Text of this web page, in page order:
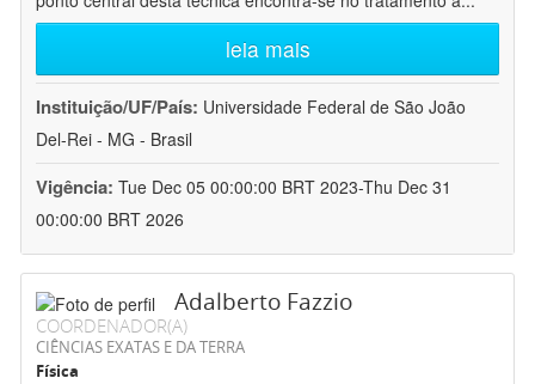
leia mais
Instituição/UF/País: Universidade Federal de São João
Del-Rei - MG - Brasil
Vigência: Tue Dec 05 00:00:00 BRT 2023-Thu Dec 31
00:00:00 BRT 2026
Adalberto Fazzio
COORDENADOR(A)
CIÊNCIAS EXATAS E DA TERRA
Física